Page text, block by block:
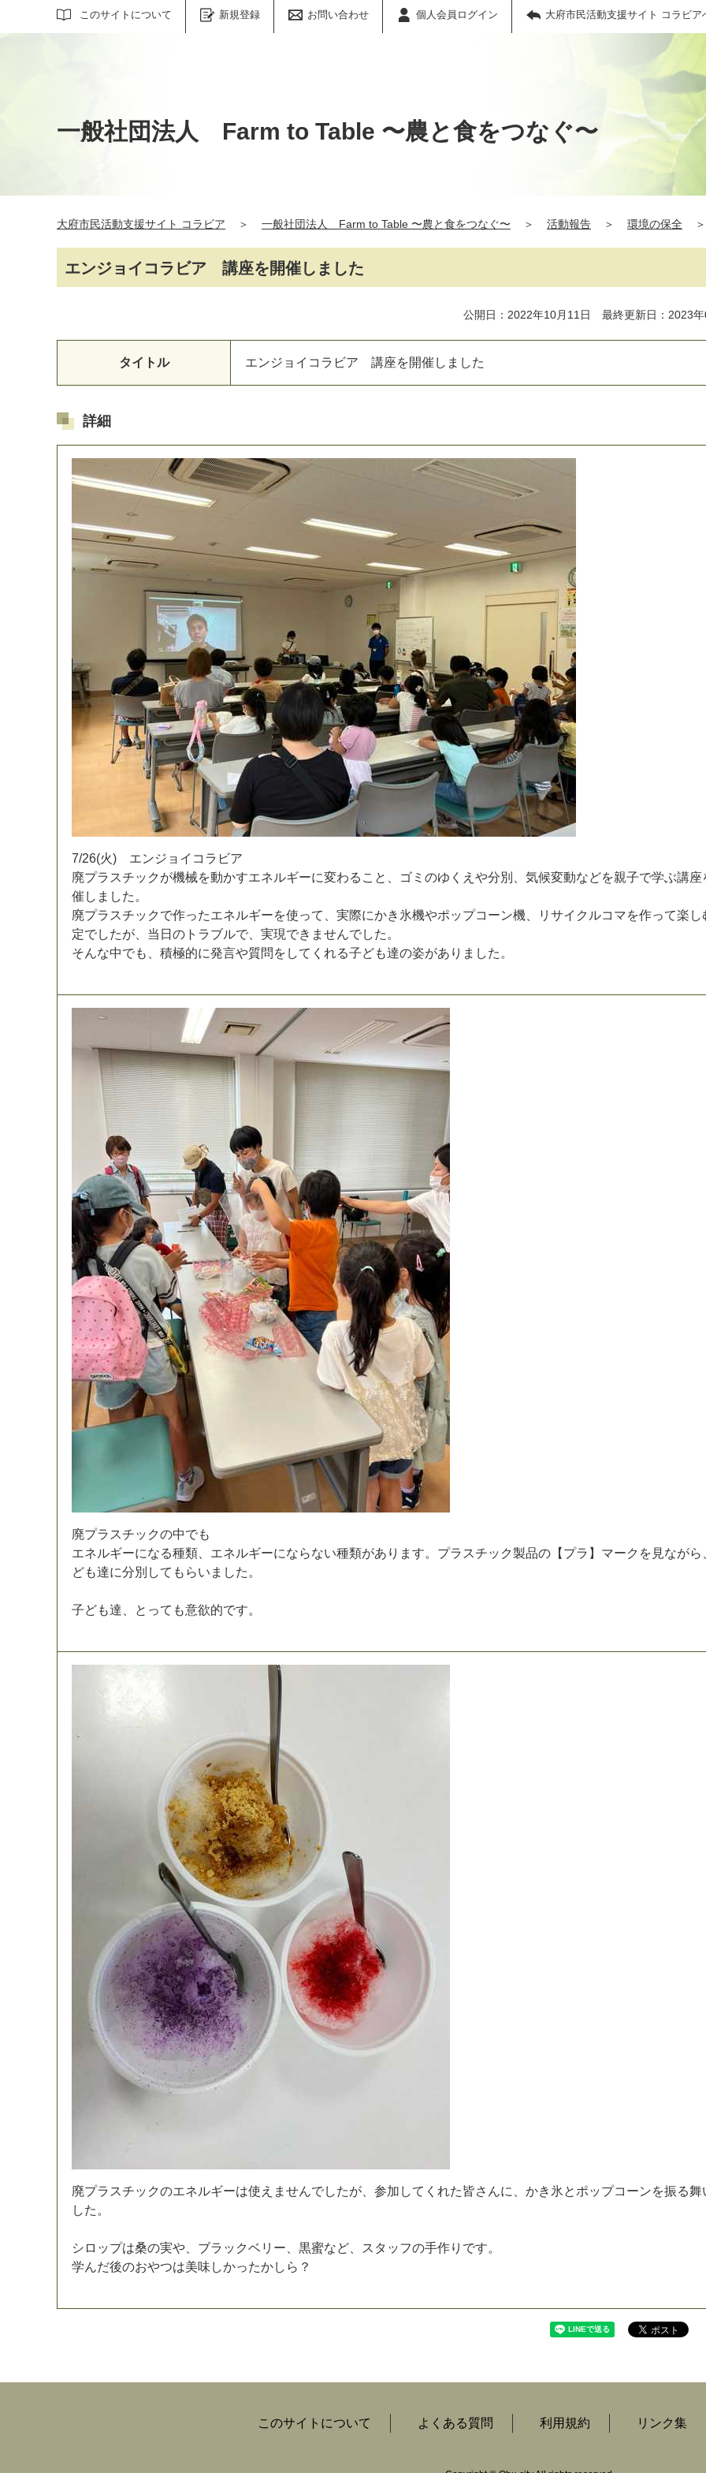
このサイトについて 新規登録 お問い合わせ 個人会員ログイン 大府市民活動支援サイト コラビア
サイト内検索
一般社団法人 Farm to Table 〜農と食をつなぐ〜
大府市民活動支援サイト コラビア ＞ 一般社団法人 Farm to Table 〜農と食をつなぐ〜 ＞ 活動報告 ＞ 環境の保全 ＞
エンジョイコラビア 講座を開催しました
公開日：2022年10月11日 最終更新日：2023
タイトル エンジ ョ イ コ ラ ビア 講座を開催 し ま した
詳細
7/26(火) エンジ ョ イ コ ラ ビア
廃プラ スチッ ク が機械を動かすエネルギーに変わる こ と ゴ ミ のゆ く え や分別 気候変動などを親子で学ぶ講座
催 し ま した 。
廃プラ スチッ ク で作ったエネルギーを使って 実際にかき 氷機やポップコ ーン機 リ サイ ク ルコ マを作って楽 し
定でしたが 当 日 の ト ラブルで 実現でき ま せんでした 。
そんな中でも 積極的に発言や質問 を して く れる子ども達の姿があ り ま した 。
廃プラ スチッ クの中でも
エネルギーになる種類 エネルギーにならない種類があ り ま す。 プラ スチッ ク製品の 【 プラ 】 マーク を 見ながら
ども達に分別 して も らい ま した 。
子ども達 と って も意欲的です。
廃プラ スチッ クのエネルギーは使 え ま せんでしたが 参加 して く れた皆さ んに かき 氷と ポップコ ーンを振る舞
した 。
シ ロ ップは桑の実や ブラ ッ クベ リ ー 黒蜜など ス タ ッフの手作り です。
学んだ後のおやつは美味 しかったかし ら ？
マイメディア検索
このサイトについて よくある質問 利用規約 リンク集